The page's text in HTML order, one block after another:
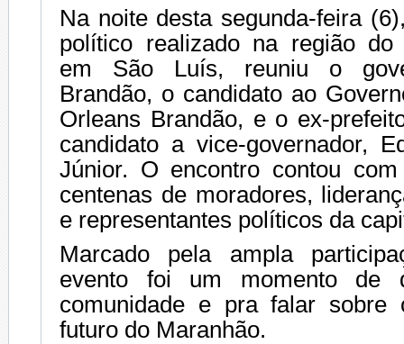
Na noite desta segunda-feira
político realizado na região do
em São Luís, reuniu o
Brandão, o candidato ao
Orleans Brandão, e o ex-
candidato a vice-governador,
Júnior. O encontro contou
centenas de moradores,
e representantes políticos da
Marcado pela ampla
evento foi um momento de
comunidade e pra falar
futuro do Maranhão.